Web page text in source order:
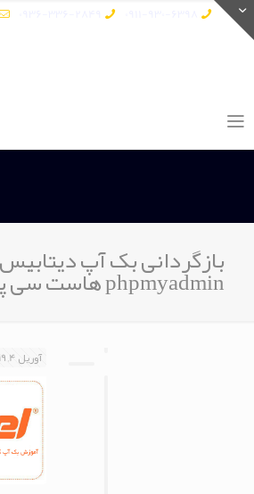
بازگردانی بک آپ
phpmyadmin هاست سی پنل
آوریل 4, 2019